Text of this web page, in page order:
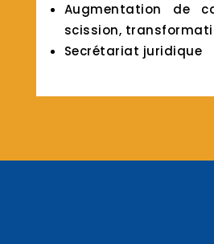
Augmentation de
scission,
Secrétariat juridique